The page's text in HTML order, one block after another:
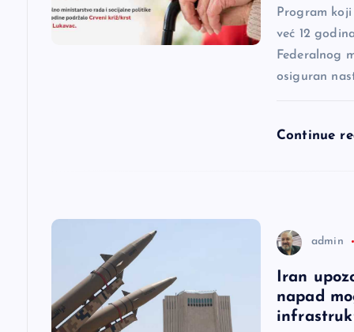
Program
već 12
Federalnog
osiguran
Continue
admin
Iran
napad